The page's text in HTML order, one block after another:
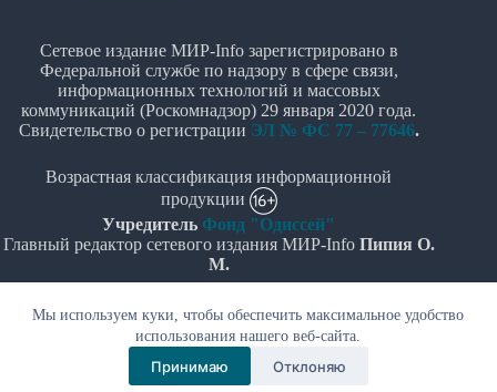
Мы используем куки, чтобы обеспечить максимальное удобство
использования нашего веб-сайта.
Принимаю Отклоняю
Сетевое издание МИР-Info зарегистрировано в
Федеральной службе по надзору в сфере связи,
информационных технологий и массовых
коммуникаций (Роскомнадзор) 29 января 2020 года.
Свидетельство о регистрации ЭЛ № ФС 77 – 77646.
Возрастная классификация информационной
продукции
Учредитель Фонд "Одиссей"
Главный редактор сетевого издания МИР-Info Пипия О.
М.
Политика в отношении обработки персональных
данных
© Все права защищены 2020-2026г. - "МИР-Info"